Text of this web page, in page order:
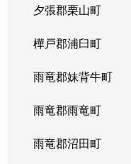
夕張郡栗山町
樺戸郡浦臼町
雨竜郡妹背牛町
雨竜郡雨竜町
雨竜郡沼田町